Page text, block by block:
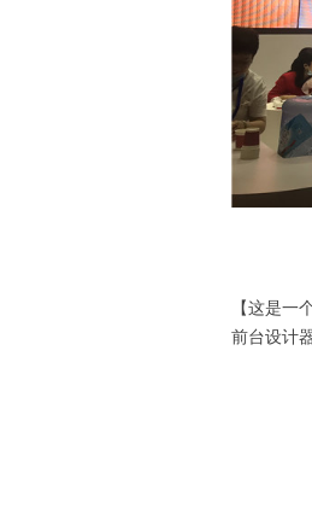
【这是一
前台设计